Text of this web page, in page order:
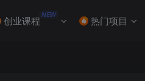
创业课程 NEW 热门项目